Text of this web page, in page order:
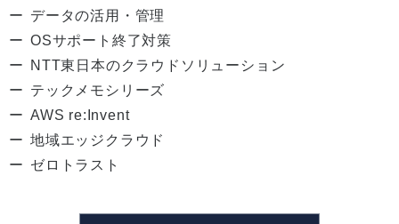
データの活用・管理
OSサポート終了対策
NTT東日本のクラウドソリューション
テックメモシリーズ
AWS re:Invent
地域エッジクラウド
ゼロトラスト